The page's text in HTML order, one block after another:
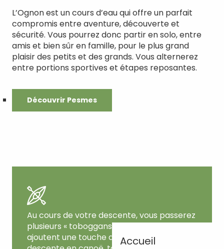
Accueil
L’Ognon est un cours d’eau qui offre un parfait
compromis entre aventure, découverte et
sécurité. Vous pourrez donc partir en solo, entre
amis et bien sûr en famille, pour le plus grand
plaisir des petits et des grands. Vous alternerez
entre portions sportives et étapes reposantes.
Découvrir Pesmes
Au cours de votre descente, vous passerez
plusieurs « toboggans ». Ces petits rapides
ajoutent une touche d’amusement à votre